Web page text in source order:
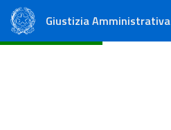
Giustizia Amministrativa